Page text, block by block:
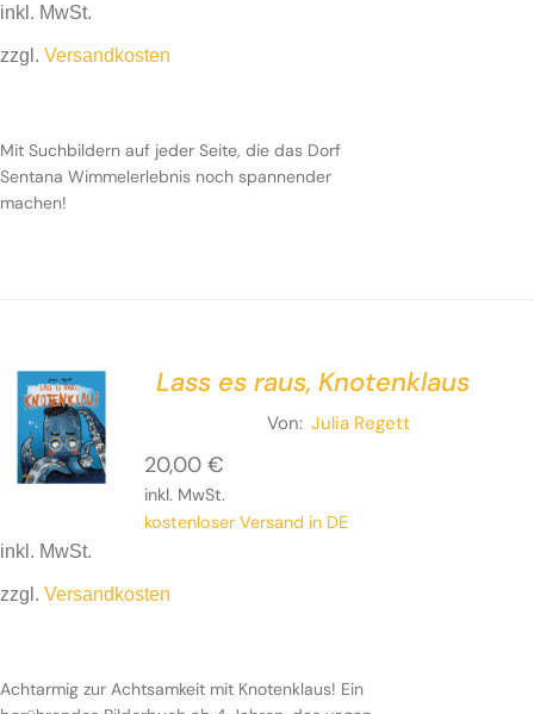
inkl. MwSt.
zzgl. Versandkosten
Mit Suchbildern auf jeder Seite, die das Dorf
Sentana Wimmelerlebnis noch spannender
machen!
Lass es raus, Knotenklaus
Von: Julia Regett
20,00 €
inkl. MwSt.
kostenloser Versand in DE
inkl. MwSt.
zzgl. Versandkosten
Achtarmig zur Achtsamkeit mit Knotenklaus! Ein